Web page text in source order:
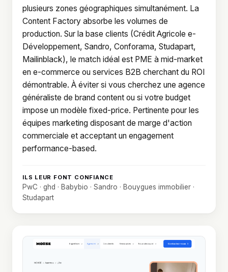
plusieurs zones géographiques simultanément. La
Content Factory absorbe les volumes de
production. Sur la base clients (Crédit Agricole e-
Développement, Sandro, Conforama, Studapart,
Mailinblack), le match idéal est PME à mid-market
en e-commerce ou services B2B cherchant du ROI
démontrable. À éviter si vous cherchez une agence
généraliste de brand content ou si votre budget
impose un modèle fixed-price. Pertinente pour les
équipes marketing disposant de marge d'action
commerciale et acceptant un engagement
performance-based.
ILS LEUR FONT CONFIANCE
PwC · ghd · Babybio · Sandro · Bouygues immobilier ·
Studapart